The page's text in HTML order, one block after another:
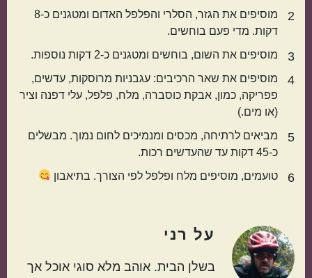
2
מוסיפים את הגזר, הסלרי והפלפל האדום ומטגנים כ-8
דקות. מדי פעם בוחשים.
3 מוסיפים את השום, בוחשים ומטגנים כ-2 דקות נוספות.
4
מוסיפים את שאר הרכיבים: עגבניות מרוסקות, עדשים,
פפריקה, כמון, אבקת כוסברה, מלח, פלפל, עלי דפנה וציר
(או מים.)
5
מביאים לרתיחה, מכסים ומנמיכים לחום נמוך. מבשלים
כ-45 דקות עד שהעדשים רכות.
6 טועמים, מוסיפים מלח ופלפל לפי הצורך. בתיאבון
על רני
בשלן הבית. אוהב מלא סוגי אוכל אך
טורקי